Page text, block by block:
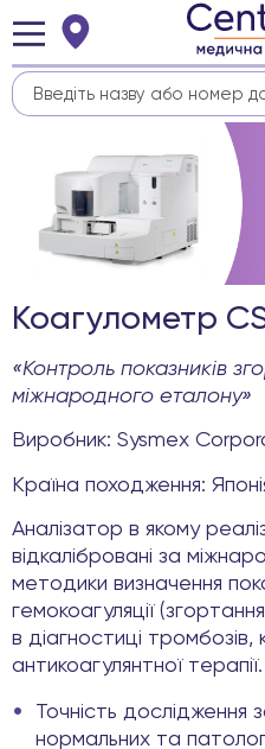
Коагулометр
«Контроль показників
міжнародного еталону»
Виробник: Sysmex
Країна походження:
Аналізатор в якому
відкалібровані за
методики визначення
гемокоагуляції
в діагностиці
антикоагулянтної терапії.
Точність дослідження
нормальних та